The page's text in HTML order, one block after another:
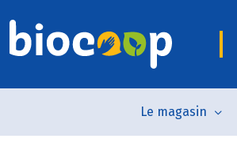
Le magasin